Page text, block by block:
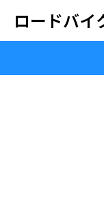
ロードバイ